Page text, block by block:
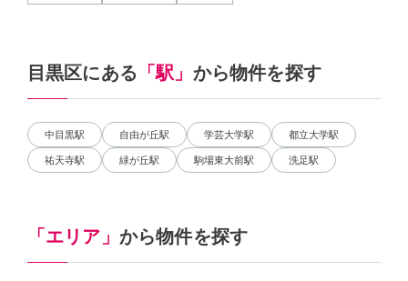
目黒区にある 「駅」 から物件を探す
中目黒駅 自由が丘駅 学芸大学駅 都立大学駅
祐天寺駅 緑が丘駅 駒場東大前駅 洗足駅
「エリア」 から物件を探す